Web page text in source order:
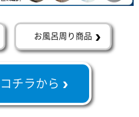
お風呂周り商品
チラから